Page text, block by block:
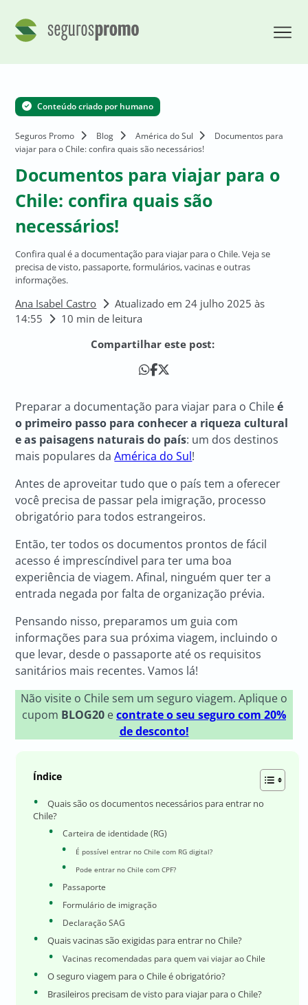
Conteúdo criado por humano
Seguros Promo Blog América do Sul
Documentos para
viajar para o Chile: confira quais são necessários!
Documentos para viajar para o
Chile: confira quais são
necessários!
Confira qual é a documentação para viajar para o Chile. Veja se
precisa de visto, passaporte, formulários, vacinas e outras
informações.
Ana Isabel Castro
Atualizado em 24 julho 2025 às
14:55
10 min de leitura
Compartilhar este post:
Preparar a documentação para viajar para o Chileé
o primeiro passo para conhecer a riqueza cultural
e as paisagens naturais do país: um dos destinos
mais populares daAmérica do Sul!
Antes de aproveitar tudo que o país tem a oferecer
você precisa de passar pela imigração, processo
obrigatório para todos estrangeiros.
Então, ter todos os documentos prontos de fácil
acesso é imprescíndivel para ter uma boa
experiência de viagem. Afinal, ninguém quer ter a
entrada negada por falta de organização prévia.
Pensando nisso, preparamos um guia com
informações para sua próxima viagem, incluindo o
que levar, desde o passaporte até os requisitos
sanitários mais recentes. Vamos lá!
Não visite o Chile sem um seguro viagem. Aplique o
cupom BLOG20 econtrate o seu seguro com 20%
de desconto!
Índice
Quais são os documentos necessários para entrar no
Chile?
Carteira de identidade (RG)
É possível entrar no Chile com RG digital?
Pode entrar no Chile com CPF?
Passaporte
Formulário de imigração
Declaração SAG
Quais vacinas são exigidas para entrar no Chile?
Vacinas recomendadas para quem vai viajar ao Chile
O seguro viagem para o Chile é obrigatório?
Brasileiros precisam de visto para viajar para o Chile?